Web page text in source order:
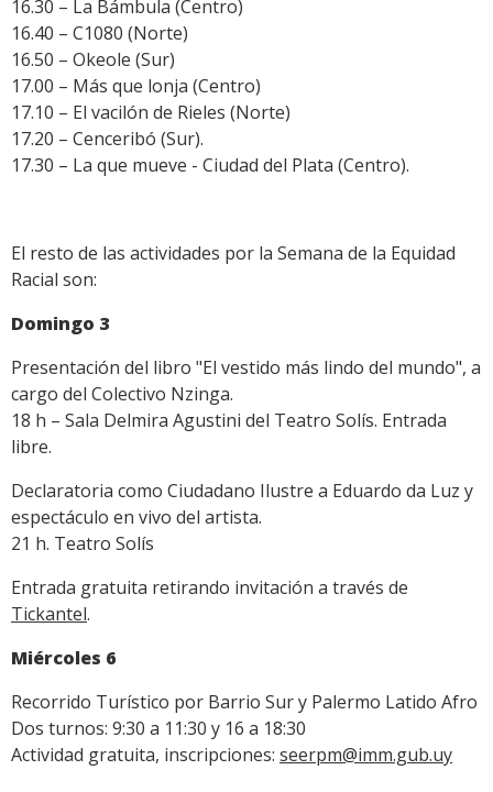
16.30 – La Bámbula (Centro)
16.40 – C1080 (Norte)
16.50 – Okeole (Sur)
17.00 – Más que lonja (Centro)
17.10 – El vacilón de Rieles (Norte)
17.20 – Cenceribó (Sur).
17.30 – La que mueve - Ciudad del Plata (Centro).
El resto de las actividades por la Semana de la Equidad
Racial son:
Domingo 3
Presentación del libro "El vestido más lindo del mundo", a
cargo del Colectivo Nzinga.
18 h – Sala Delmira Agustini del Teatro Solís. Entrada
libre.
Declaratoria como Ciudadano Ilustre a Eduardo da Luz y
espectáculo en vivo del artista.
21 h. Teatro Solís
Entrada gratuita retirando invitación a través de
Tickantel.
Miércoles 6
Recorrido Turístico por Barrio Sur y Palermo Latido Afro
Dos turnos: 9:30 a 11:30 y 16 a 18:30
Actividad gratuita, inscripciones: seerpm@imm.gub.uy